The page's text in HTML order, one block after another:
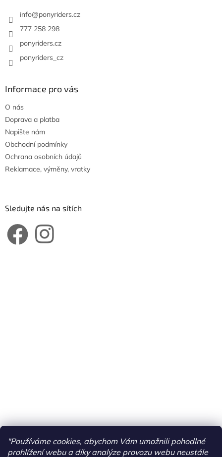
"Používáme cookies, abychom Vám umožnili pohodlné
prohlížení webu a díky analýze provozu webu neustále
info@ponyriders.cz
777 258 298
ponyriders.cz
ponyriders_cz
Informace pro vás
O nás
Doprava a platba
Napište nám
Obchodní podmínky
Ochrana osobních údajů
Reklamace, výměny, vratky
Sledujte nás na sítích